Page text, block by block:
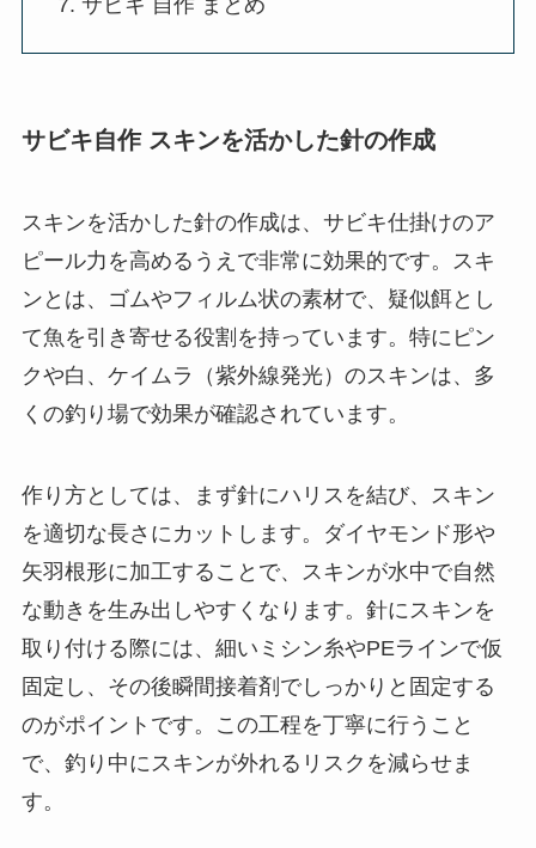
サビキ自作 スキンを活かした針の作成
スキンを活かした針の作成は、サビキ仕掛けのア
ピール力を高めるうえで非常に効果的です。スキ
ンとは、ゴムやフィルム状の素材で、疑似餌とし
て魚を引き寄せる役割を持っています。特にピン
クや白、ケイムラ（紫外線発光）のスキンは、多
くの釣り場で効果が確認されています。
作り方としては、まず針にハリスを結び、スキン
を適切な長さにカットします。ダイヤモンド形や
矢羽根形に加工することで、スキンが水中で自然
な動きを生み出しやすくなります。針にスキンを
取り付ける際には、細いミシン糸やPEラインで仮
固定し、その後瞬間接着剤でしっかりと固定する
のがポイントです。この工程を丁寧に行うこと
で、釣り中にスキンが外れるリスクを減らせま
す。